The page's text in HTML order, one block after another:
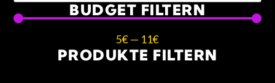
BUDGET FILTERN
5€— 11€
PRODUKTE FILTERN